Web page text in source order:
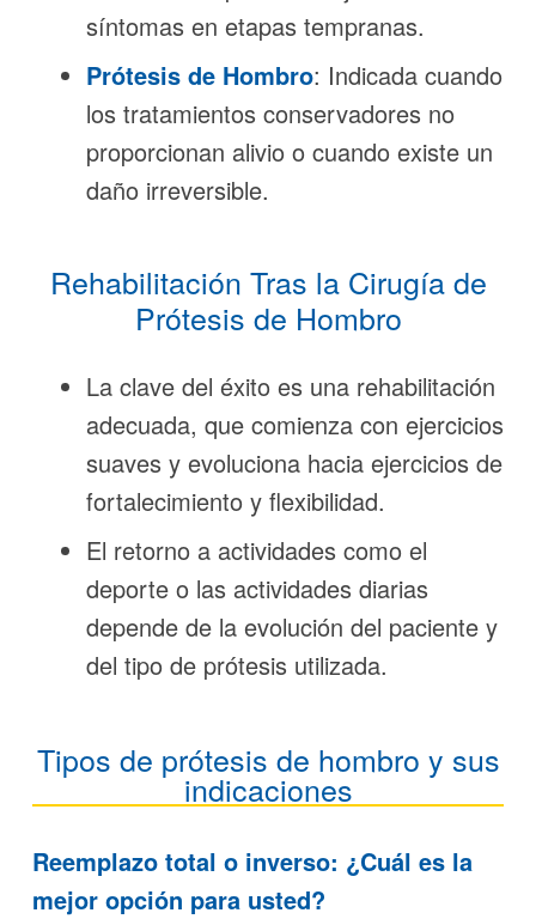
síntomas en etapas tempranas.
Prótesis de Hombro: Indicada cuando
los tratamientos conservadores no
proporcionan alivio o cuando existe un
daño irreversible.
Rehabilitación Tras la Cirugía de
Prótesis de Hombro
La clave del éxito es una rehabilitación
adecuada, que comienza con ejercicios
suaves y evoluciona hacia ejercicios de
fortalecimiento y flexibilidad.
El retorno a actividades como el
deporte o las actividades diarias
depende de la evolución del paciente y
del tipo de prótesis utilizada.
Tipos de prótesis de hombro y sus
indicaciones
Reemplazo total o inverso: ¿Cuál es la
mejor opción para usted?